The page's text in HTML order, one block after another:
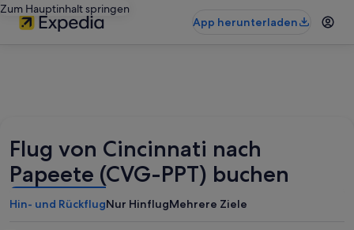
Zum Hauptinhalt springen
App herunterladen
Flug von Cincinnati nach
Papeete (CVG-PPT) buchen
Hin- und RückflugNur HinflugMehrere Ziele